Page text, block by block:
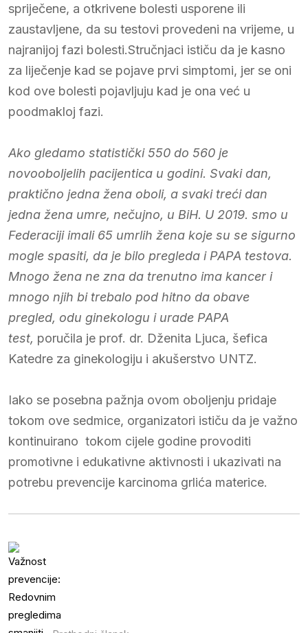
spriječene, a otkrivene bolesti usporene ili
zaustavljene, da su testovi provedeni na vrijeme, u
najranijoj fazi bolesti.Stručnjaci ističu da je kasno
za liječenje kad se pojave prvi simptomi, jer se oni
kod ove bolesti pojavljuju kad je ona već u
poodmakloj fazi.
Ako gledamo statistički 550 do 560 je
novooboljelih pacijentica u godini. Svaki dan,
praktično jedna žena oboli, a svaki treći dan
jedna žena umre, nečujno, u BiH. U 2019. smo u
Federaciji imali 65 umrlih žena koje su se sigurno
mogle spasiti, da je bilo pregleda i PAPA testova.
Mnogo žena ne zna da trenutno ima kancer i
mnogo njih bi trebalo pod hitno da obave
pregled, odu ginekologu i urade PAPA
test, poručila je prof. dr. Dženita Ljuca, šefica
Katedre za ginekologiju i akušerstvo UNTZ.
Iako se posebna pažnja ovom oboljenju pridaje
tokom ove sedmice, organizatori ističu da je važno
kontinuirano tokom cijele godine provoditi
promotivne i edukativne aktivnosti i ukazivati na
potrebu prevencije karcinoma grlića materice.